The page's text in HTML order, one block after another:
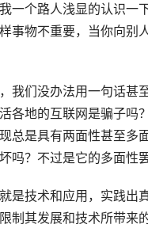
一个路人浅显的认识
事物不重要，当你向
我们没办法用一句话
各地的互联网是骗子
总是具有两面性甚至多
吗？不过是它的多面性罢
是技术和应用，实践出
制其发展和技术所带